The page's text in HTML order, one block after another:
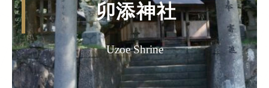
卯添神社
Uzoe Shrine